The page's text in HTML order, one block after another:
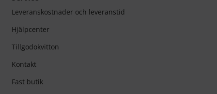
Leveranskostnader och leveranstid
Hjälpcenter
Tillgodokvitton
Kontakt
Fast butik